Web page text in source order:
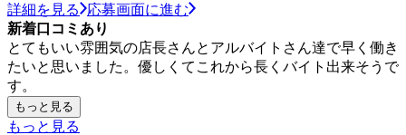
詳細を見る
応募画面に進む
新着口コミあり
とてもいい雰囲気の店長さんとアルバイトさん達で早く働き
たいと思いました。優しくてこれから長くバイト出来そうで
す。
もっと見る
もっと見る